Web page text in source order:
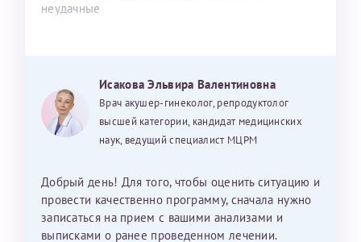
неудачные
Исакова Эльвира Валентиновна
Врач акушер-гинеколог, репродуктолог
высшей категории, кандидат медицинских
наук, ведущий специалист МЦРМ
Добрый день! Для того, чтобы оценить ситуацию и
провести качественно программу, сначала нужно
записаться на прием с вашими анализами и
выписками о ранее проведенном лечении.